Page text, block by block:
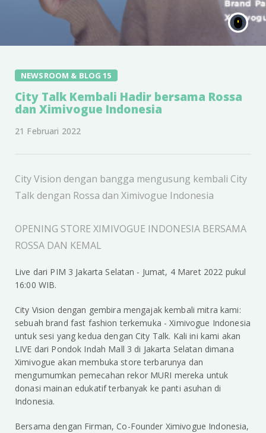
NEWSROOM & BLOG 15
City Talk Kembali Hadir bersama Rossa
dan Ximivogue Indonesia
21 Februari 2022
City Vision dengan bangga mengusung kembali City
Talk dengan Rossa dan Ximivogue Indonesia
OPENING STORE XIMIVOGUE INDONESIA BERSAMA
ROSSA DAN KEMAL
Live dari PIM 3 Jakarta Selatan - Jumat, 4 Maret 2022 pukul
16:00 WIB.
City Vision dengan gembira mengajak kembali mitra kami:
sebuah brand fast fashion terkemuka - Ximivogue Indonesia
untuk sesi yang kedua dengan City Talk. Kali ini kami akan
LIVE dari Pondok Indah Mall 3 di Jakarta Selatan dimana
Ximivogue akan membuka store terbarunya dan
mengumumkan pemecahan rekor MURI mereka untuk
donasi mainan edukatif terbanyak ke panti asuhan di
Indonesia.
Bersama dengan Firman, Co-Founder Ximivogue Indonesia,